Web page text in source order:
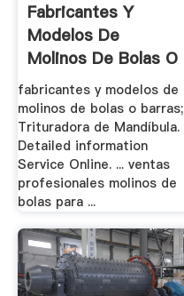
Fabricantes Y
Modelos De
Molinos De Bolas O
Barras
fabricantes y modelos de
molinos de bolas o barras;
Trituradora de Mandíbula.
Detailed information
Service Online. ... ventas
profesionales molinos de
bolas para ...